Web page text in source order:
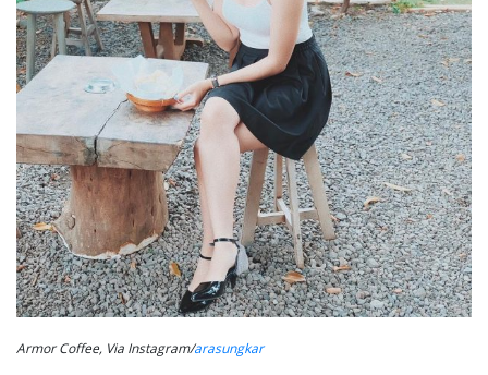
Armor Coffee, Via Instagram/arasungkar